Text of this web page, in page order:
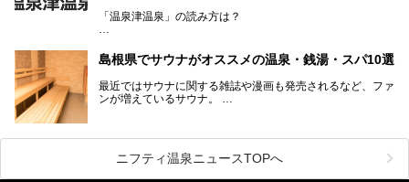
宿泊をせずとも、気軽に源泉のお湯をつかった温泉と、美味
しいそばが楽しめるなんて、とても素敵ですよね。
を経て現在のスタイルに辿り着いているのです。
「温泉津温泉」の読み方は？
か？
島根県でサウナがオススメの温泉・銭湯・スパ10選
最近ではサウナに関する雑誌や漫画も発売されるなど、ファ
ンが増えているサウナ。
しかしサウナは一口にサウナと言っても、ドライサウナ、ス
チームサウナ、塩サウナなどが存在し、施設によって様々な
ニフティ温泉ニュースTOPへ